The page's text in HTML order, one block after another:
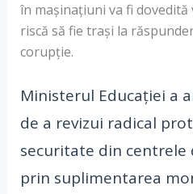
în mașinațiuni va fi
riscă să fie trași la
corupție.
Ministerul Educației a
de a revizui radical
securitate din centrele
prin suplimentarea